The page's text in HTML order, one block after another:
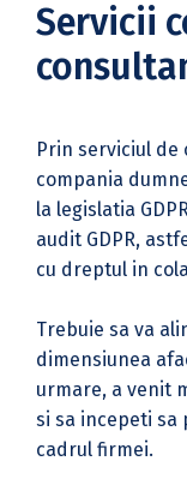
Servicii
Prin serviciul de
compania
la legislatia
audit GDPR,
cu dreptul in
Trebuie sa va
dimensiunea
urmare, a venit
si sa incepeti
cadrul firmei.